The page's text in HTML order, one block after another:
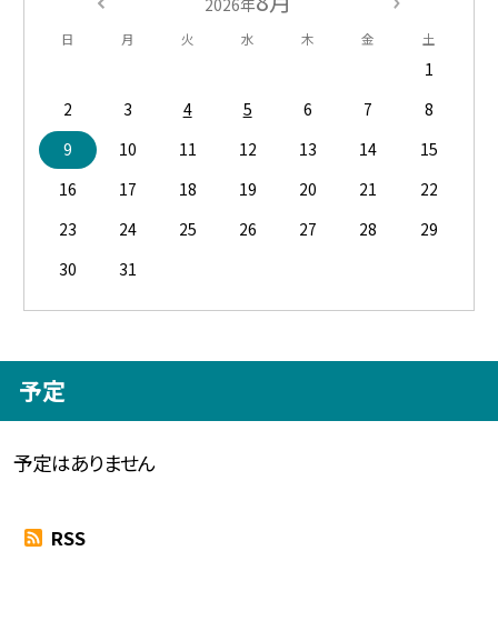
日 月 火 水 木 金 土
1
2
3 4 5 6 7
8
9
10 11 12 13 14
15
16
17 18 19 20 21
22
23
24 25 26 27 28
29
30
31
予定
予定はありません
RSS